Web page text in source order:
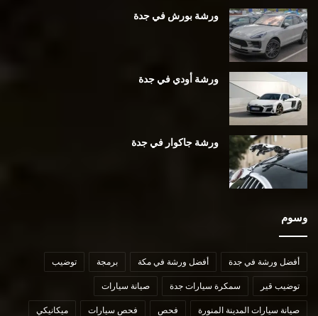
ورشة بورش في جدة
ورشة أودي في جدة
ورشة جاكوار في جدة
وسوم
أفضل ورشة في جدة أفضل ورشة في مكة برمجة توضيب
توضيب قير سمكرة سيارات جدة صيانة سيارات
صيانة سيارات المدينة المنورة فحص فحص سيارات ميكانيكي